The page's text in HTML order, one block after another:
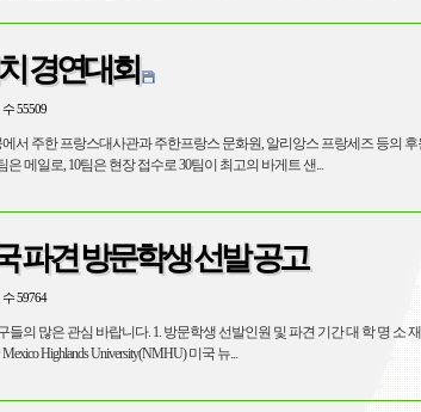
경연대회
55509
서 주한 프랑스대사관과 주한프랑스 문화원, 알리앙스 프랑세즈 등의 후
메일로, 10팀은 현장 접수로 30팀이 최고의 바게트 샌...
파견 방문학생 선발 공고
59764
의 많은 관심 바랍니다. 1. 방문학생 선발인원 및 파견 기간 대 학 명 소
Highlands University(NMHU) 미국 뉴...